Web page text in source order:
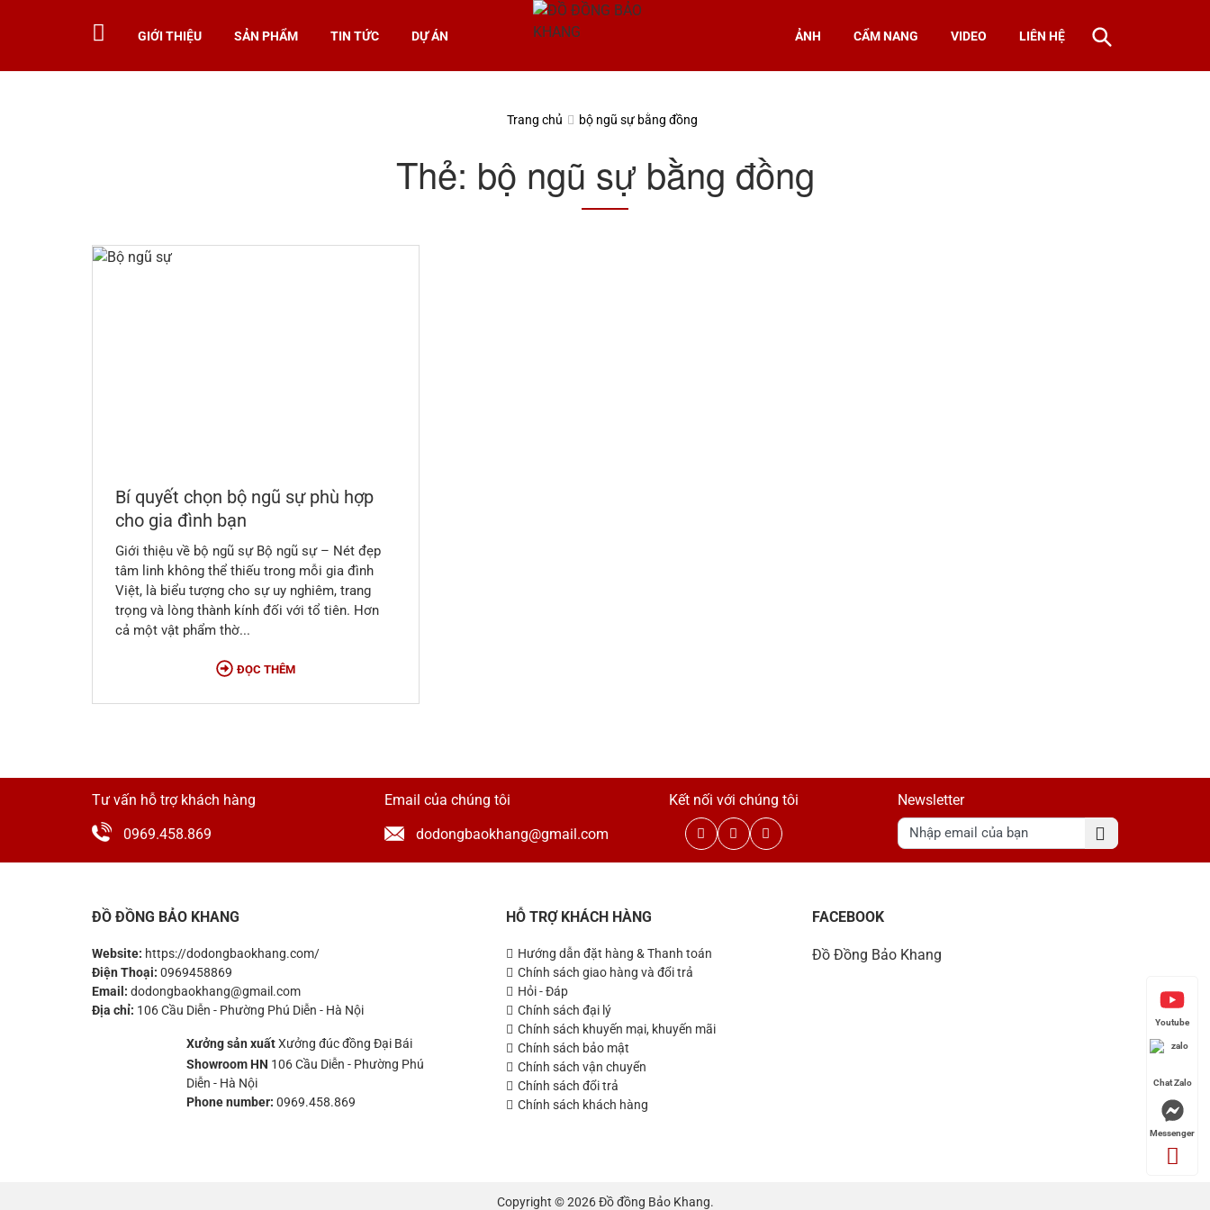
GIỚI THIỆU SẢN PHẨM TIN TỨC DỰ ÁN ẢNH CẨM NANG VIDEO LIÊN HỆ
Trang chủ bộ ngũ sự bằng đồng
Thẻ: bộ ngũ sự bằng đồng
Bí quyết chọn bộ ngũ sự phù hợp
cho gia đình bạn
Giới thiệu về bộ ngũ sự Bộ ngũ sự – Nét đẹp
tâm linh không thể thiếu trong mỗi gia đình
Việt, là biểu tượng cho sự uy nghiêm, trang
trọng và lòng thành kính đối với tổ tiên. Hơn
cả một vật phẩm thờ...
ĐỌC THÊM
Tư vấn hỗ trợ khách hàng
0969.458.869
Email của chúng tôi
dodongbaokhang@gmail.com
Kết nối với chúng tôi Newsletter
ĐỒ ĐỒNG BẢO KHANG
Website: https://dodongbaokhang.com/
Điện Thoại: 0969458869
Email: dodongbaokhang@gmail.com
Địa chỉ: 106 Cầu Diễn - Phường Phú Diễn - Hà Nội
Xưởng sản xuấtXưởng đúc đồng Đại Bái
Showroom HN 106 Cầu Diễn - Phường Phú
Diễn - Hà Nội
Phone number: 0969.458.869
HỖ TRỢ KHÁCH HÀNG
Hướng dẫn đặt hàng & Thanh toán
Chính sách giao hàng và đổi trả
Hỏi - Đáp
Chính sách đại lý
Chính sách khuyến mại, khuyến mãi
Chính sách bảo mật
Chính sách vận chuyển
Chính sách đổi trả
Chính sách khách hàng
FACEBOOK
Đồ Đồng Bảo Khang
Copyright © 2026 Đồ đồng Bảo Khang.
Youtube
Chat Zalo
Messenger